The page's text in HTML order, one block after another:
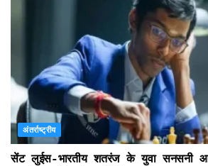
अंतर्राष्ट्रीय
सेंट लुईस-भारतीय शतरंज के युवा सनसनी